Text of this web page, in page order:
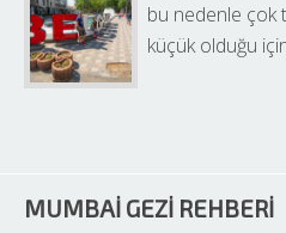
bu nedenle çok
küçük olduğu
MUMBAI GEZI REHBERI